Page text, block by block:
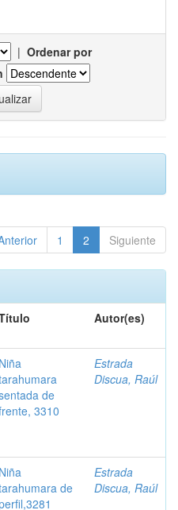
| Ordenar por
1 2 Siguiente
Autor(es)
Niña
de
3310
Estrada
Discua, Raúl
Niña
de
Estrada
Discua, Raúl